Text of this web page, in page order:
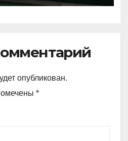
опубликован.
*